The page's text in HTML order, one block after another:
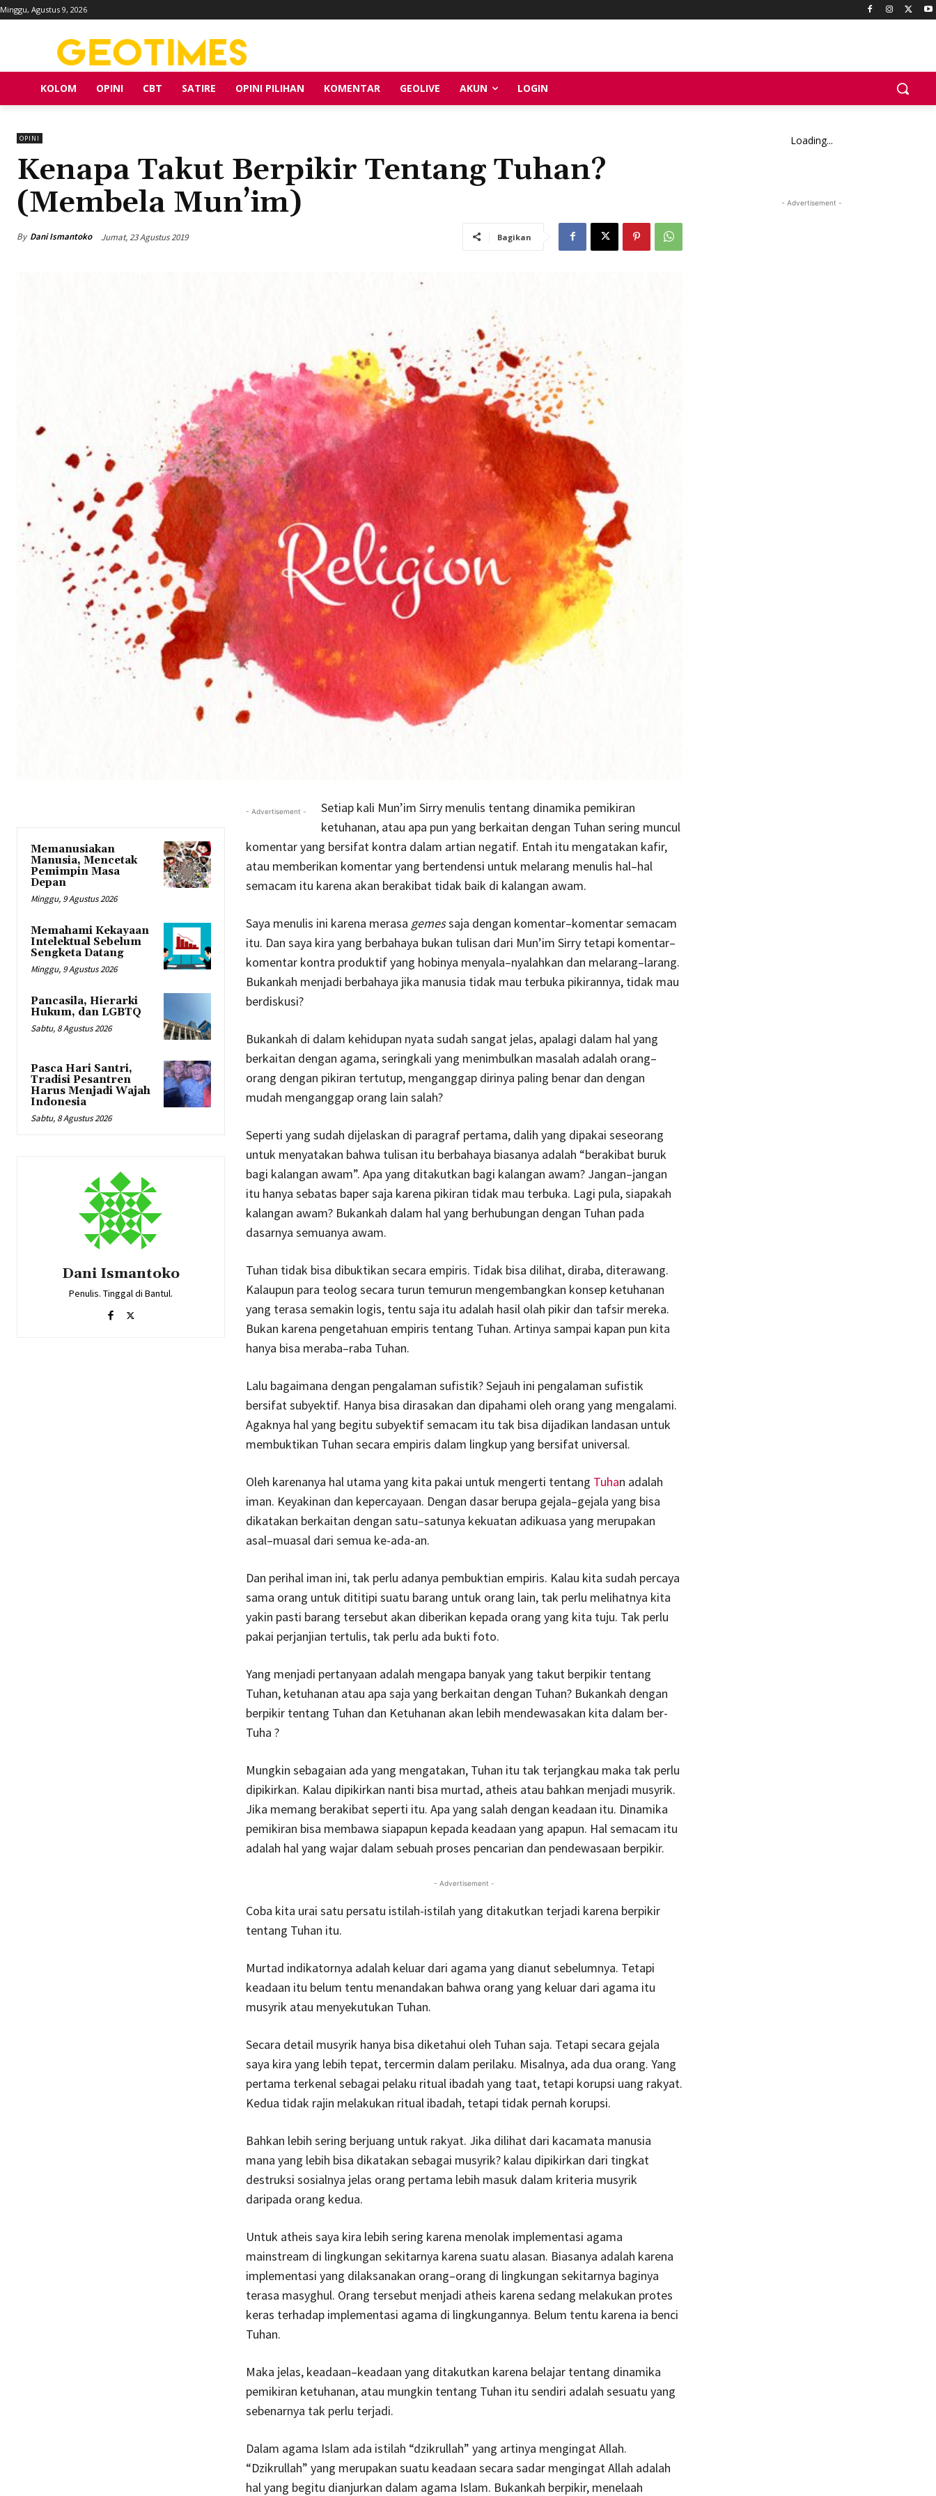
Minggu, Agustus 9, 2026
KOLOM OPINI CBT SATIRE OPINI PILIHAN KOMENTAR GEOLIVE AKUN LOGIN
OPINI
Kenapa Takut Berpikir Tentang Tuhan?
(Membela Mun’im)
By Dani Ismantoko Jumat, 23 Agustus 2019 Bagikan
Memanusiakan
Manusia, Mencetak
Pemimpin Masa
Depan
Minggu, 9 Agustus 2026
Memahami Kekayaan
Intelektual Sebelum
Sengketa Datang
Minggu, 9 Agustus 2026
Pancasila, Hierarki
Hukum, dan LGBTQ
Sabtu, 8 Agustus 2026
Pasca Hari Santri,
Tradisi Pesantren
Harus Menjadi Wajah
Indonesia
Sabtu, 8 Agustus 2026
Dani Ismantoko
Penulis. Tinggal di Bantul.
- Advertisement -
Setiap kali Mun’im Sirry menulis tentang dinamika pemikiran
ketuhanan, atau apa pun yang berkaitan dengan Tuhan sering muncul
komentar yang bersifat kontra dalam artian negatif. Entah itu mengatakan kafir,
atau memberikan komentar yang bertendensi untuk melarang menulis hal–hal
semacam itu karena akan berakibat tidak baik di kalangan awam.
Saya menulis ini karena merasa gemessaja dengan komentar–komentar semacam
itu. Dan saya kira yang berbahaya bukan tulisan dari Mun’im Sirry tetapi komentar–
komentar kontra produktif yang hobinya menyala–nyalahkan dan melarang–larang.
Bukankah menjadi berbahaya jika manusia tidak mau terbuka pikirannya, tidak mau
berdiskusi?
Bukankah di dalam kehidupan nyata sudah sangat jelas, apalagi dalam hal yang
berkaitan dengan agama, seringkali yang menimbulkan masalah adalah orang–
orang dengan pikiran tertutup, menganggap dirinya paling benar dan dengan
mudah menganggap orang lain salah?
Seperti yang sudah dijelaskan di paragraf pertama, dalih yang dipakai seseorang
untuk menyatakan bahwa tulisan itu berbahaya biasanya adalah “berakibat buruk
bagi kalangan awam”. Apa yang ditakutkan bagi kalangan awam? Jangan–jangan
itu hanya sebatas baper saja karena pikiran tidak mau terbuka. Lagi pula, siapakah
kalangan awam? Bukankah dalam hal yang berhubungan dengan Tuhan pada
dasarnya semuanya awam.
Tuhan tidak bisa dibuktikan secara empiris. Tidak bisa dilihat, diraba, diterawang.
Kalaupun para teolog secara turun temurun mengembangkan konsep ketuhanan
yang terasa semakin logis, tentu saja itu adalah hasil olah pikir dan tafsir mereka.
Bukan karena pengetahuan empiris tentang Tuhan. Artinya sampai kapan pun kita
hanya bisa meraba–raba Tuhan.
Lalu bagaimana dengan pengalaman sufistik? Sejauh ini pengalaman sufistik
bersifat subyektif. Hanya bisa dirasakan dan dipahami oleh orang yang mengalami.
Agaknya hal yang begitu subyektif semacam itu tak bisa dijadikan landasan untuk
membuktikan Tuhan secara empiris dalam lingkup yang bersifat universal.
Oleh karenanya hal utama yang kita pakai untuk mengerti tentang Tuhan adalah
iman. Keyakinan dan kepercayaan. Dengan dasar berupa gejala–gejala yang bisa
dikatakan berkaitan dengan satu–satunya kekuatan adikuasa yang merupakan
asal–muasal dari semua ke-ada-an.
Dan perihal iman ini, tak perlu adanya pembuktian empiris. Kalau kita sudah percaya
sama orang untuk dititipi suatu barang untuk orang lain, tak perlu melihatnya kita
yakin pasti barang tersebut akan diberikan kepada orang yang kita tuju. Tak perlu
pakai perjanjian tertulis, tak perlu ada bukti foto.
Yang menjadi pertanyaan adalah mengapa banyak yang takut berpikir tentang
Tuhan, ketuhanan atau apa saja yang berkaitan dengan Tuhan? Bukankah dengan
berpikir tentang Tuhan dan Ketuhanan akan lebih mendewasakan kita dalam ber-
Tuha ?
Mungkin sebagaian ada yang mengatakan, Tuhan itu tak terjangkau maka tak perlu
dipikirkan. Kalau dipikirkan nanti bisa murtad, atheis atau bahkan menjadi musyrik.
Jika memang berakibat seperti itu. Apa yang salah dengan keadaan itu. Dinamika
pemikiran bisa membawa siapapun kepada keadaan yang apapun. Hal semacam itu
adalah hal yang wajar dalam sebuah proses pencarian dan pendewasaan berpikir.
- Advertisement -
Coba kita urai satu persatu istilah-istilah yang ditakutkan terjadi karena berpikir
tentang Tuhan itu.
Murtad indikatornya adalah keluar dari agama yang dianut sebelumnya. Tetapi
keadaan itu belum tentu menandakan bahwa orang yang keluar dari agama itu
musyrik atau menyekutukan Tuhan.
Secara detail musyrik hanya bisa diketahui oleh Tuhan saja. Tetapi secara gejala
saya kira yang lebih tepat, tercermin dalam perilaku. Misalnya, ada dua orang. Yang
pertama terkenal sebagai pelaku ritual ibadah yang taat, tetapi korupsi uang rakyat.
Kedua tidak rajin melakukan ritual ibadah, tetapi tidak pernah korupsi.
Bahkan lebih sering berjuang untuk rakyat. Jika dilihat dari kacamata manusia
mana yang lebih bisa dikatakan sebagai musyrik? kalau dipikirkan dari tingkat
destruksi sosialnya jelas orang pertama lebih masuk dalam kriteria musyrik
daripada orang kedua.
Untuk atheis saya kira lebih sering karena menolak implementasi agama
mainstream di lingkungan sekitarnya karena suatu alasan. Biasanya adalah karena
implementasi yang dilaksanakan orang–orang di lingkungan sekitarnya baginya
terasa masyghul. Orang tersebut menjadi atheis karena sedang melakukan protes
keras terhadap implementasi agama di lingkungannya. Belum tentu karena ia benci
Tuhan.
Maka jelas, keadaan–keadaan yang ditakutkan karena belajar tentang dinamika
pemikiran ketuhanan, atau mungkin tentang Tuhan itu sendiri adalah sesuatu yang
sebenarnya tak perlu terjadi.
Dalam agama Islam ada istilah “dzikrullah” yang artinya mengingat Allah.
“Dzikrullah” yang merupakan suatu keadaan secara sadar mengingat Allah adalah
hal yang begitu dianjurkan dalam agama Islam. Bukankah berpikir, menelaah
Loading...
- Advertisement -